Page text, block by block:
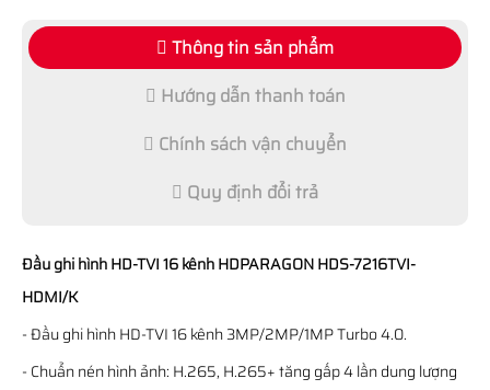
Thông tin sản phẩm
Hướng dẫn thanh toán
Chính sách vận chuyển
Quy định đổi trả
Đầu ghi hình HD-TVI 16 kênh HDPARAGON HDS-7216TVI-
HDMI/K
- Đầu ghi hình HD-TVI 16 kênh 3MP/2MP/1MP Turbo 4.0.
- Chuẩn nén hình ảnh: H.265, H.265+ tăng gấp 4 lần dung lượng